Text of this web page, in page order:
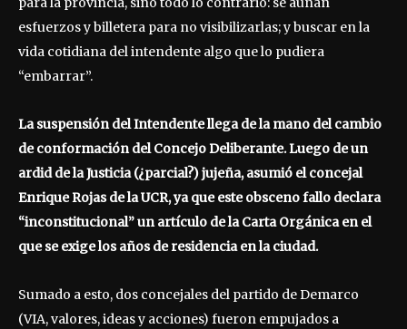
esfuerzos y billetera para no visibilizarlas; y buscar en la
vida cotidiana del intendente algo que lo pudiera
“embarrar”.
La suspensión del Intendente llega de la mano del cambio
de conformación del Concejo Deliberante. Luego de un
ardid de la Justicia (¿parcial?) jujeña, asumió el concejal
Enrique Rojas de la UCR, ya que este obsceno fallo declara
“inconstitucional” un artículo de la Carta Orgánica en el
que se exige los años de residencia en la ciudad.
Sumado a esto, dos concejales del partido de Demarco
(VIA, valores, ideas y acciones) fueron empujados a